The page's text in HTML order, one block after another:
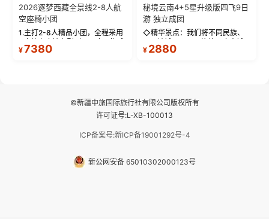
2026逐梦西藏全景线2-8人航
空座椅小团
1.主打2-8人精品小团，全程采用
座舱），提供VIP级别的舒适出行
¥7380
秘境云南4+5星升级版四飞9日
游 独立成团
◇精华景点：我们将不同民族、
—【大理古城、丽江古城、香格
¥ 2880
©新疆中旅国际旅行社有限公司版权所有
许可证号:L-XB-100013
ICP备案号:新ICP备19001292号-4
新公网安备 65010302000123号